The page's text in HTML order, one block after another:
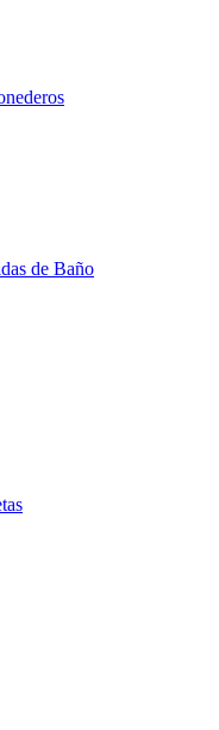
de Baño